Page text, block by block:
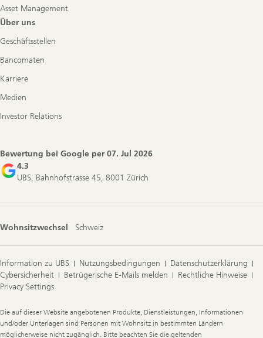
Asset Management
Über uns
Geschäftsstellen
Bancomaten
Karriere
Medien
Investor Relations
Bewertung bei Google per07. Jul 2026
4.3
UBS, Bahnhofstrasse 45, 8001 Zürich
Wohnsitzwechsel Schweiz
Information zu UBS Nutzungsbedingungen
Datenschutzerklärung
Cybersicherheit
Betrügerische E-Mails melden
Rechtliche Hinweise
Privacy Settings
Legal
Information
Die auf dieser Website angebotenen Produkte, Dienstleistungen, Informationen
und/oder Unterlagen sind Personen mit Wohnsitz in bestimmten Ländern
möglicherweise nicht zugänglich. Bitte beachten Sie die geltenden